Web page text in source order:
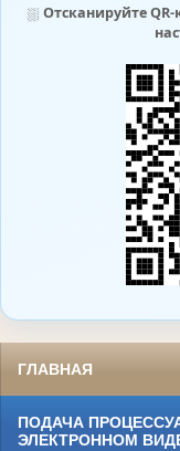
⛆ Отсканируйте
ГЛАВНАЯ
ПОДАЧА
ЭЛЕКТРОННОМ